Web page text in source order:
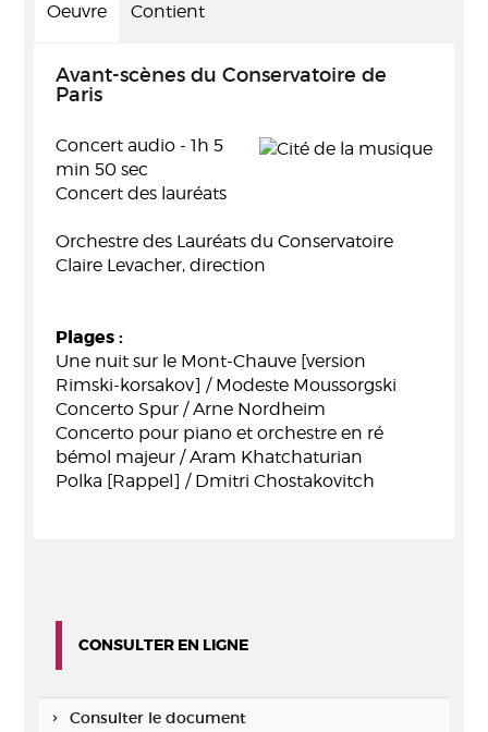
Oeuvre Contient
Avant-scènes du Conservatoire de
Paris
Concert audio - 1h 5
min 50 sec
Concert des lauréats
Orchestre des Lauréats du Conservatoire
Claire Levacher, direction
Plages :
Une nuit sur le Mont-Chauve [version
Rimski-korsakov] / Modeste Moussorgski
Concerto Spur / Arne Nordheim
Concerto pour piano et orchestre en ré
bémol majeur / Aram Khatchaturian
Polka [Rappel] / Dmitri Chostakovitch
CONSULTER EN LIGNE
Consulter le document